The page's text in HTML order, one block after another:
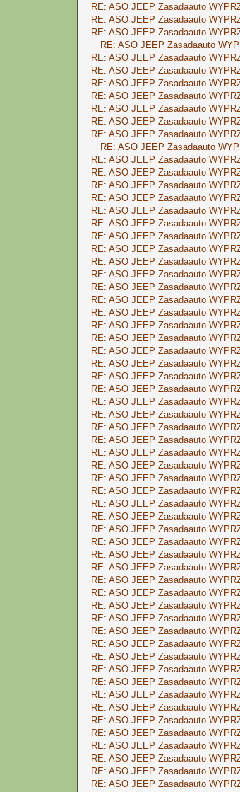
RE: ASO JEEP Zasadaauto
RE: ASO JEEP Zasadaauto
RE: ASO JEEP Zasadaauto
RE: ASO JEEP Zasadaauto
RE: ASO JEEP Zasadaauto
RE: ASO JEEP Zasadaauto
RE: ASO JEEP Zasadaauto
RE: ASO JEEP Zasadaauto
RE: ASO JEEP Zasadaauto
RE: ASO JEEP Zasadaauto
RE: ASO JEEP Zasadaauto
RE: ASO JEEP Zasadaauto
RE: ASO JEEP Zasadaauto
RE: ASO JEEP Zasadaauto
RE: ASO JEEP Zasadaauto
RE: ASO JEEP Zasadaauto
RE: ASO JEEP Zasadaauto
RE: ASO JEEP Zasadaauto
RE: ASO JEEP Zasadaauto
RE: ASO JEEP Zasadaauto
RE: ASO JEEP Zasadaauto
RE: ASO JEEP Zasadaauto
RE: ASO JEEP Zasadaauto
RE: ASO JEEP Zasadaauto
RE: ASO JEEP Zasadaauto
RE: ASO JEEP Zasadaauto
RE: ASO JEEP Zasadaauto
RE: ASO JEEP Zasadaauto
RE: ASO JEEP Zasadaauto
RE: ASO JEEP Zasadaauto
RE: ASO JEEP Zasadaauto
RE: ASO JEEP Zasadaauto
RE: ASO JEEP Zasadaauto
RE: ASO JEEP Zasadaauto
RE: ASO JEEP Zasadaauto
RE: ASO JEEP Zasadaauto
RE: ASO JEEP Zasadaauto
RE: ASO JEEP Zasadaauto
RE: ASO JEEP Zasadaauto
RE: ASO JEEP Zasadaauto
RE: ASO JEEP Zasadaauto
RE: ASO JEEP Zasadaauto
RE: ASO JEEP Zasadaauto
RE: ASO JEEP Zasadaauto
RE: ASO JEEP Zasadaauto
RE: ASO JEEP Zasadaauto
RE: ASO JEEP Zasadaauto
RE: ASO JEEP Zasadaauto
RE: ASO JEEP Zasadaauto
RE: ASO JEEP Zasadaauto
RE: ASO JEEP Zasadaauto
RE: ASO JEEP Zasadaauto
RE: ASO JEEP Zasadaauto
RE: ASO JEEP Zasadaauto
RE: ASO JEEP Zasadaauto
RE: ASO JEEP Zasadaauto
RE: ASO JEEP Zasadaauto
RE: ASO JEEP Zasadaauto
RE: ASO JEEP Zasadaauto
RE: ASO JEEP Zasadaauto
RE: ASO JEEP Zasadaauto
RE: ASO JEEP Zasadaauto